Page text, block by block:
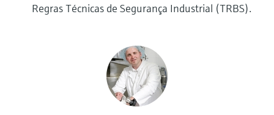
Regras Técnicas de Segurança Industrial (TRBS).